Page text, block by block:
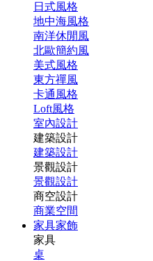
日式風格
地中海風格
南洋休閒風
北歐簡約風
美式風格
東方禪風
卡通風格
Loft風格
室內設計
建築設計
建築設計
景觀設計
景觀設計
商空設計
商業空間
家具家飾
家具
桌